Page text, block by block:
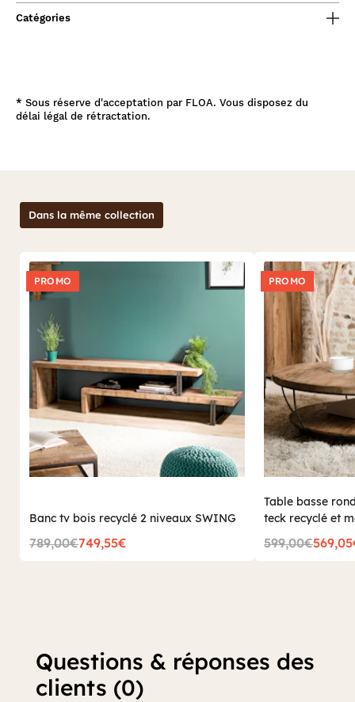
Catégories
* Sous réserve d'acceptation par FLOA. Vous disposez du
délai légal de rétractation.
Dans la même collection
PROMO
Banc tv bois recyclé 2 niveaux SWING
789,00€749,55€
PROMO
Table basse
teck recyclé et
SWING
599,00€
Questions & réponses des
clients (0)